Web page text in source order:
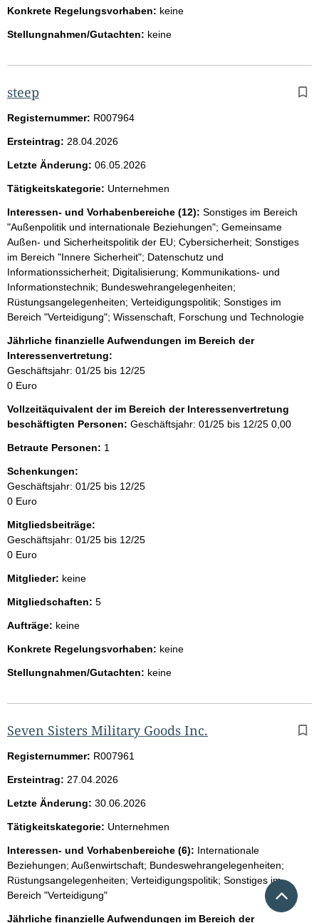
Konkrete Regelungsvorhaben: keine
Stellungnahmen/Gutachten: keine
steep
Registernummer: R007964
Ersteintrag: 28.04.2026
Letzte Änderung: 06.05.2026
Tätigkeitskategorie: Unternehmen
Interessen- und Vorhabenbereiche (12): Sonstiges im Bereich
"Außenpolitik und internationale Beziehungen"; Gemeinsame
Außen- und Sicherheitspolitik der EU; Cybersicherheit; Sonstiges
im Bereich "Innere Sicherheit"; Datenschutz und
Informationssicherheit; Digitalisierung; Kommunikations- und
Informationstechnik; Bundeswehrangelegenheiten;
Rüstungsangelegenheiten; Verteidigungspolitik; Sonstiges im
Bereich "Verteidigung"; Wissenschaft, Forschung und Technologie
Jährliche finanzielle Aufwendungen im Bereich der
Interessenvertretung:
Geschäftsjahr: 01/25 bis 12/25
0 Euro
Vollzeitäquivalent der im Bereich der Interessenvertretung
beschäftigten Personen: Geschäftsjahr: 01/25 bis 12/25 0,00
Betraute Personen: 1
Schenkungen:
Geschäftsjahr: 01/25 bis 12/25
0 Euro
Mitgliedsbeiträge:
Geschäftsjahr: 01/25 bis 12/25
0 Euro
Mitglieder: keine
Mitgliedschaften: 5
Aufträge: keine
Konkrete Regelungsvorhaben: keine
Stellungnahmen/Gutachten: keine
Seven Sisters Military Goods Inc.
Registernummer: R007961
Ersteintrag: 27.04.2026
Letzte Änderung: 30.06.2026
Tätigkeitskategorie: Unternehmen
Interessen- und Vorhabenbereiche (6): Internationale
Beziehungen; Außenwirtschaft; Bundeswehrangelegenheiten;
Rüstungsangelegenheiten; Verteidigungspolitik; Sonstiges im
Bereich "Verteidigung"
Jährliche finanzielle Aufwendungen im Bereich der